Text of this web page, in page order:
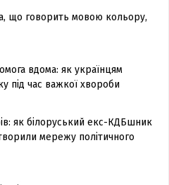
що говорить мовою кольору,
вдома: як українцям
під час важкої хвороби
як білоруський екс-КДБшник
мережу політичного